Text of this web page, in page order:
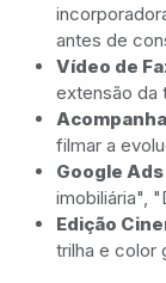
antes de
Vídeo de
extensão da
filmar a
Google
imobiliária",
Edição
trilha e color